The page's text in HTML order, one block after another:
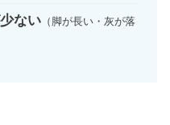
ない （脚が長い・灰が落